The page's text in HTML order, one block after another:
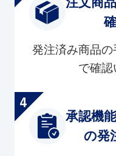
発注済み商品
で確認
承認機
の発